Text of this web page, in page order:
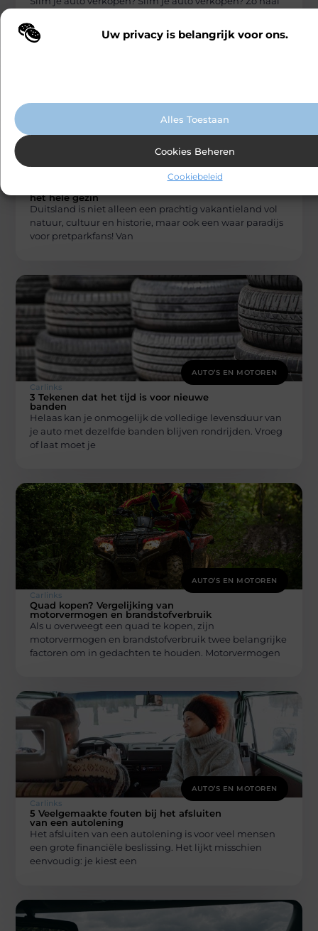
Uw privacy is belangrijk voor ons.
Wij maken gebruik van cookies en vergelijkbare technologieën om te
Alles Toestaan
Cookies Beheren
Cookiebeleid
het hele gezin
Duitsland is niet alleen een prachtig vakantieland vol
natuur, cultuur en historie, maar ook een waar paradijs
voor pretparkfans! Van
AUTO’S EN MOTOREN
Carlinks
3 Tekenen dat het tijd is voor nieuwe
banden
Helaas kan je onmogelijk de volledige levensduur van
je auto met dezelfde banden blijven rondrijden. Vroeg
of laat moet je
AUTO’S EN MOTOREN
Carlinks
Quad kopen? Vergelijking van
motorvermogen en brandstofverbruik
Als u overweegt een quad te kopen, zijn
motorvermogen en brandstofverbruik twee belangrijke
factoren om in gedachten te houden. Motorvermogen
AUTO’S EN MOTOREN
Carlinks
5 Veelgemaakte fouten bij het afsluiten
van een autolening
Het afsluiten van een autolening is voor veel mensen
een grote financiële beslissing. Het lijkt misschien
eenvoudig: je kiest een